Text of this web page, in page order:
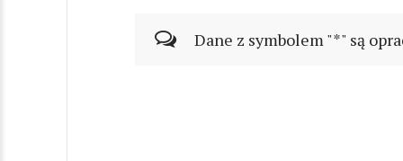
Dane z symbolem "*" są